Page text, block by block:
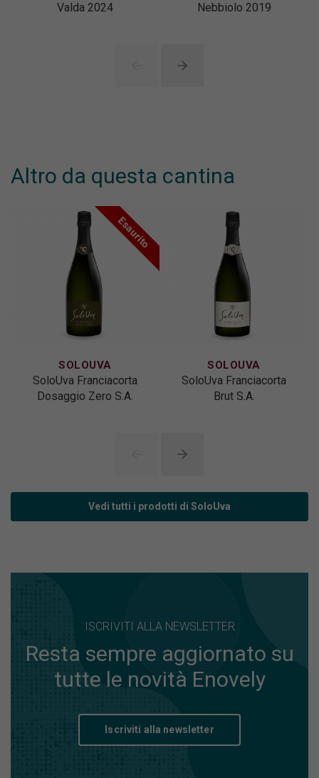
Valda 2024
Nebbiolo 2019
Altro da questa cantina
Esaurito
SOLOUVA
SoloUva Franciacorta
Dosaggio Zero S.A.
SOLOUVA
SoloUva Franciacorta
Brut S.A.
Vedi tutti i prodotti di SoloUva
ISCRIVITI ALLA NEWSLETTER
Resta sempre aggiornato su
tutte le novità Enovely
Iscriviti alla newsletter